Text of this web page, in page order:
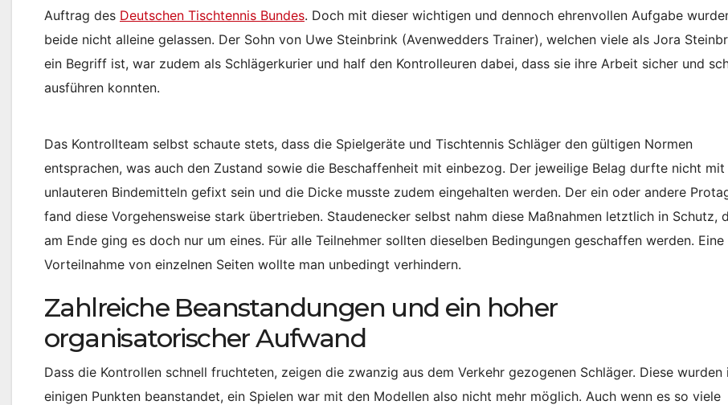
Auftrag des Deutschen Tischtennis Bundes. Doch mit dieser wichtigen und dennoch ehrenvollen Aufgabe
beide nicht alleine gelassen. Der Sohn von Uwe Steinbrink (Avenwedders Trainer), welchen viele als Jora
ein Begriff ist, war zudem als Schlägerkurier und half den Kontrolleuren dabei, dass sie ihre Arbeit sicher und
ausführen konnten.
Das Kontrollteam selbst schaute stets, dass die Spielgeräte und Tischtennis Schläger den gültigen Normen
entsprachen, was auch den Zustand sowie die Beschaffenheit mit einbezog. Der jeweilige Belag durfte nicht mit
unlauteren Bindemitteln gefixt sein und die Dicke musste zudem eingehalten werden. Der ein oder andere
fand diese Vorgehensweise stark übertrieben. Staudenecker selbst nahm diese Maßnahmen letztlich in Schutz,
am Ende ging es doch nur um eines. Für alle Teilnehmer sollten dieselben Bedingungen geschaffen werden. Eine
Vorteilnahme von einzelnen Seiten wollte man unbedingt verhindern.
Zahlreiche Beanstandungen und ein hoher
organisatorischer Aufwand
Dass die Kontrollen schnell fruchteten, zeigen die zwanzig aus dem Verkehr gezogenen Schläger. Diese wurden
einigen Punkten beanstandet, ein Spielen war mit den Modellen also nicht mehr möglich. Auch wenn es so viele